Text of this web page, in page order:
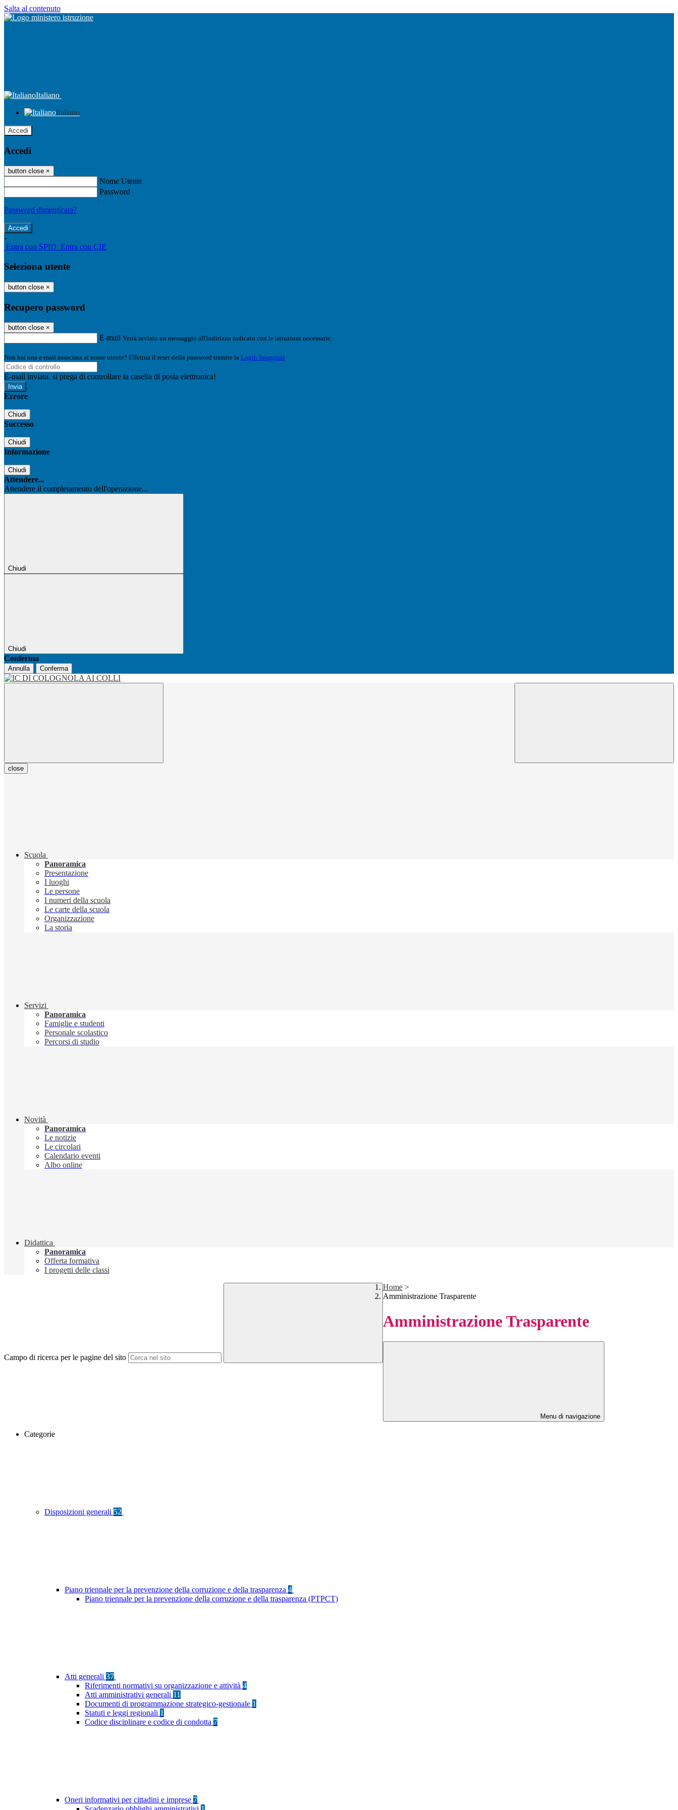
Salta al contenuto
Italiano
Italiano
Accedi
Accedi
button close ×
Nome Utente
Password
Password dimenticata?
-
Entra con SPID Entra con CIE
Seleziona utente
button close ×
Recupero password
button close ×
E-mail Verrà inviato un messaggio all'indirizzo indicato con le istruzioni necessarie.
Non hai una e-mail associata al nome utente? Effettua il reset della password tramite la Login Spaggiari
E-mail inviata, si prega di controllare la casella di posta elettronica!
Errore
Chiudi
Successo
Chiudi
Informazione
Chiudi
Attendere...
Attendere il completamento dell'operazione...
Chiudi
Chiudi
Conferma
Annulla Conferma
close
Scuola
Panoramica
Presentazione
I luoghi
Le persone
I numeri della scuola
Le carte della scuola
Organizzazione
La storia
Servizi
Panoramica
Famiglie e studenti
Personale scolastico
Percorsi di studio
Novità
Panoramica
Le notizie
Le circolari
Calendario eventi
Albo online
Didattica
Panoramica
Offerta formativa
I progetti delle classi
Campo di ricerca per le pagine del sito
Home >
Amministrazione Trasparente
Amministrazione Trasparente
Menu di navigazione
Categorie
Disposizioni generali 52
Piano triennale per la prevenzione della corruzione e della trasparenza 4
Piano triennale per la prevenzione della corruzione e della trasparenza (PTPCT)
Atti generali 37
Riferimenti normativi su organizzazione e attività 4
Atti amministrativi generali 11
Documenti di programmazione strategico-gestionale 1
Statuti e leggi regionali 1
Codice disciplinare e codice di condotta 7
Oneri informativi per cittadini e imprese 7